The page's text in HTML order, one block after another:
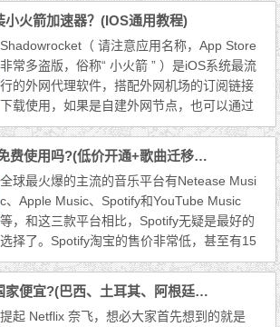
的新版本采用了全新的首页DashBoard界面，
请使用新版本客户端的用户参考第5步操作的
说明。 Stash IOS版使用教程： 一、使用Safa
ri浏览器登录进入个人中心，在仪表盘页面或
我的订...
小火箭加速器？(IOS通用教程)
Shadowrocket（ 请注意应用名称，App Store
非常多盗版，俗称“ 小火箭 ” ）是iOS系统最流
行的外网代理软件，搭配外网机场的订阅链接
下载使用，如果是自建外网节点，也可以通过
扫描节点二维码快速导入。 由于境内地区 Ap
p Store 禁止代理应用因此已被下架，当前需
要在访问境外 App Store 获取，因此需要境外
Apple ID 方可获取下载，应用售价 $2.99 ，
约人民币20元。请注意，该费用收取方为iOS
应用开发者，...
Spotify能在国内免费使用吗?(低价开通+歌曲迁移教程)
全球最火爆的主流的音乐平台有Netease Musi
c、Apple Music、Spotify和YouTube Music
等，和这三款平台相比，Spotify无疑是最好的
选择了。Spotify淘宝的售价非常低，甚至有15
元/年的，本人也买过，基本不过超过三个
月，一般都是三个月的新用户体验，换邮箱绑
定到你的账号上。一直这样买固然划算，但是
无法保存你的歌单，而且也比较麻烦。 三款
Netflix账号哪个国家便宜?(巴西、土耳其、阿根廷还是巴基斯坦价格对比)
提起 Netflix 奈飞，想必大家首先想到的就是